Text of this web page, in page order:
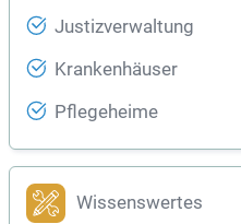
Justizverwaltung
Krankenhäuser
Pflegeheime
Wissenswertes